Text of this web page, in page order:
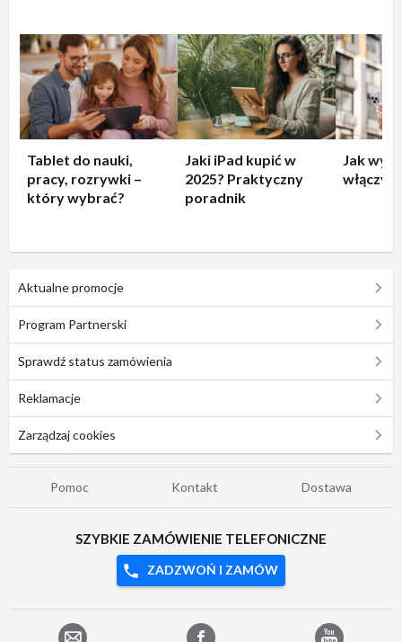
Tablet do nauki,
pracy, rozrywki –
który wybrać?
Jaki iPad kupić w
2025? Praktyczny
poradnik
Jak
włączyć
Aktualne promocje
Program Partnerski
Sprawdź status zamówienia
Reklamacje
Zarządzaj cookies
Pomoc Kontakt Dostawa
SZYBKIE ZAMÓWIENIE TELEFONICZNE
ZADZWOŃ I ZAMÓW